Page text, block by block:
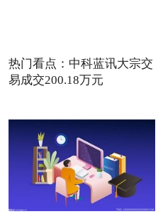
热门看点：中科蓝讯大宗交
易成交200.18万元